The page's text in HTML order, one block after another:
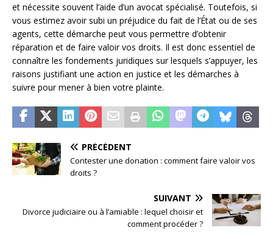
et nécessite souvent l’aide d’un avocat spécialisé. Toutefois, si
vous estimez avoir subi un préjudice du fait de l’État ou de ses
agents, cette démarche peut vous permettre d’obtenir
réparation et de faire valoir vos droits. Il est donc essentiel de
connaître les fondements juridiques sur lesquels s’appuyer, les
raisons justifiant une action en justice et les démarches à
suivre pour mener à bien votre plainte.
PRÉCÉDENT
Contester une donation : comment faire valoir vos
droits ?
SUIVANT
Divorce judiciaire ou à l’amiable : lequel choisir et
comment procéder ?